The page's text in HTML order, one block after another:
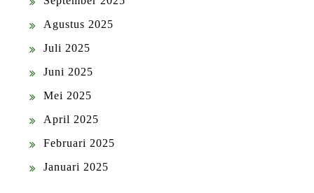
Agustus 2025
Juli 2025
Juni 2025
Mei 2025
April 2025
Februari 2025
Januari 2025